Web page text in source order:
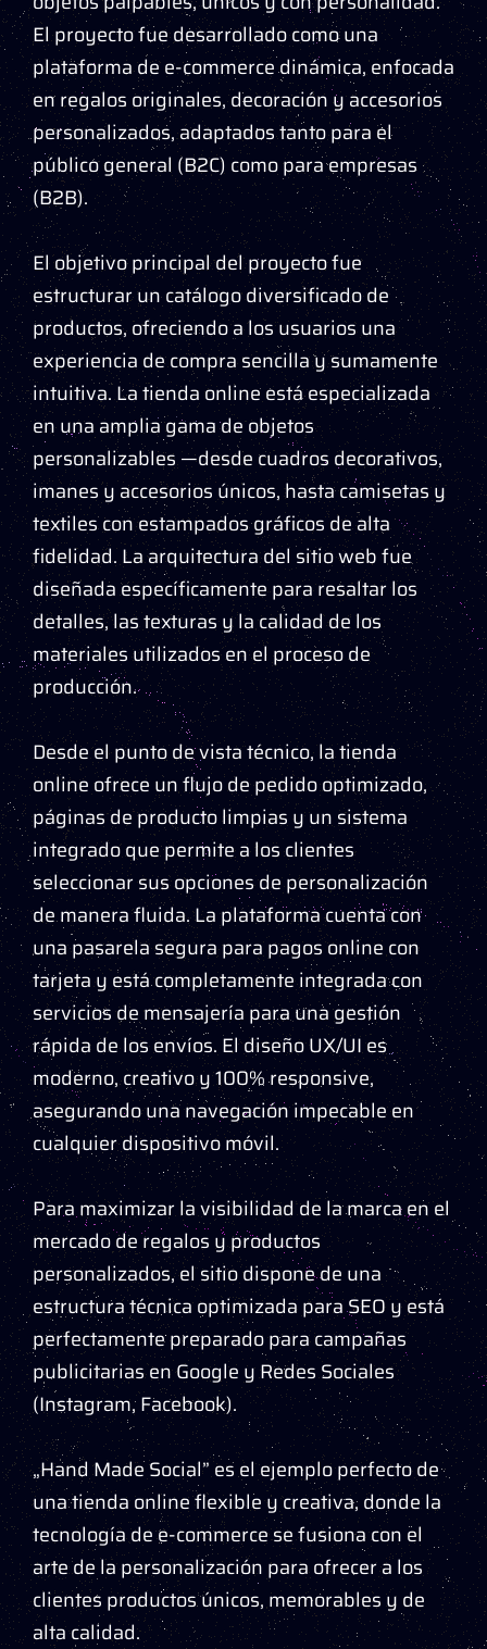
El proyecto fue desarrollado como una
plataforma de e-commerce dinámica, enfocada
en regalos originales, decoración y accesorios
personalizados, adaptados tanto para el
público general (B2C) como para empresas
(B2B).
El objetivo principal del proyecto fue
estructurar un catálogo diversificado de
productos, ofreciendo a los usuarios una
experiencia de compra sencilla y sumamente
intuitiva. La tienda online está especializada
en una amplia gama de objetos
personalizables —desde cuadros decorativos,
imanes y accesorios únicos, hasta camisetas y
textiles con estampados gráficos de alta
fidelidad. La arquitectura del sitio web fue
diseñada específicamente para resaltar los
detalles, las texturas y la calidad de los
materiales utilizados en el proceso de
producción.
Desde el punto de vista técnico, la tienda
online ofrece un flujo de pedido optimizado,
páginas de producto limpias y un sistema
integrado que permite a los clientes
seleccionar sus opciones de personalización
de manera fluida. La plataforma cuenta con
una pasarela segura para pagos online con
tarjeta y está completamente integrada con
servicios de mensajería para una gestión
rápida de los envíos. El diseño UX/UI es
moderno, creativo y 100% responsive,
asegurando una navegación impecable en
cualquier dispositivo móvil.
Para maximizar la visibilidad de la marca en el
mercado de regalos y productos
personalizados, el sitio dispone de una
estructura técnica optimizada para SEO y está
perfectamente preparado para campañas
publicitarias en Google y Redes Sociales
(Instagram, Facebook).
„Hand Made Social” es el ejemplo perfecto de
una tienda online flexible y creativa, donde la
tecnología de e-commerce se fusiona con el
arte de la personalización para ofrecer a los
clientes productos únicos, memorables y de
alta calidad.